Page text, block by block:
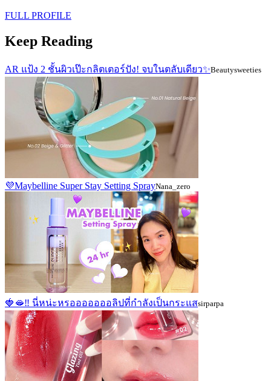
FULL PROFILE
Keep Reading
AR แป้ง 2 ชั้นผิวเป๊ะกลิตเตอร์ปัง! จบในตลับเดียว✨Beautysweeties
💜Maybelline Super Stay Setting SprayNana_zero
🍓🫦‼ นี่หน่ะหรอออออออลิปที่กำลังเป็นกระแสsirparpa